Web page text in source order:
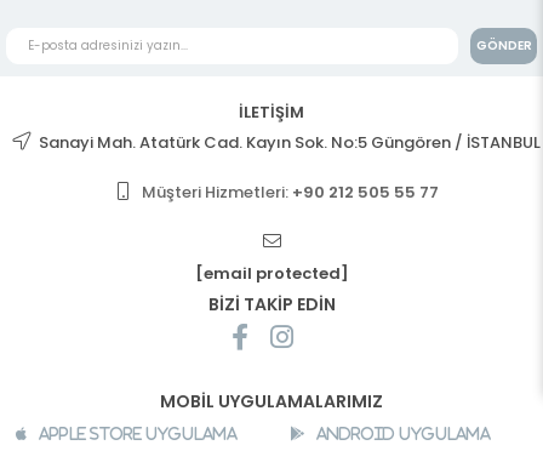
GÖNDER
İLETİŞİM
Sanayi Mah. Atatürk Cad. Kayın Sok. No:5 Güngören / İSTANBUL
Müşteri Hizmetleri: +90 212 505 55 77
[email protected]
BİZİ TAKİP EDİN
MOBİL UYGULAMALARIMIZ
Apple Store Uygulama Android Uygulama